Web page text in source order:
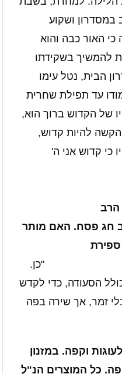
במסדרון ושקוע
האור כבה והוא
להמשיך בשקידתו
הבית, נטל עימו
עד תפילת שחרית
של הקדוש ברוך הוא,
להיות קדוש,
כי קדוש אני ה'
חג פסח. האם מותר
ספירת
הסעודה, כדי לקדש
זמר, אך שירה בפה
וקפה. במזנון
כל המוצרים הנ"ל